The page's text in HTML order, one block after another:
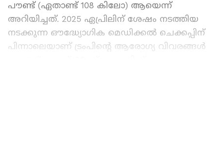
പൗണ്ട് (ഏതാണ്ട് 108 കിലോ) ആയെന്ന്
അറിയിച്ചത്. 2025 ഏപ്രിലിന് ശേഷം നടത്തിയ
നടക്കുന്ന ഔദ്ധ്യോഗിക മെഡിക്കൽ ചെക്കപ്പിന്
പിന്നാലെയാണ് ട്രംപിന്‍റെ ആരോഗ്യ വിവരങ്ങൾ